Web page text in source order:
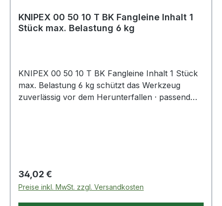
KNIPEX 00 50 10 T BK Fangleine Inhalt 1
Stück max. Belastung 6 kg
KNIPEX 00 50 10 T BK Fangleine Inhalt 1 Stück
max. Belastung 6 kg schützt das Werkzeug
zuverlässig vor dem Herunterfallen · passend
Regulärer Preis:
34,02 €
Preise inkl. MwSt. zzgl. Versandkosten